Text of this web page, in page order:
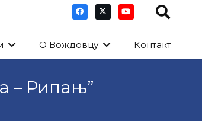
О Вождовцу Контакт
– Рипањ”